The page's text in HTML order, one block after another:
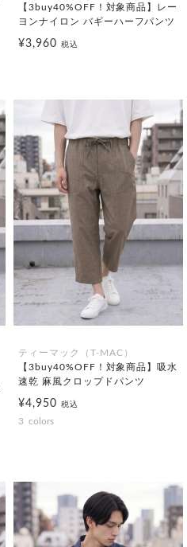
【3buy40%OFF！対象商品】レー
ヨンナイロン バギーハーフパンツ
¥3,960 税込
ティーマック（T-MAC）
【3buy40%OFF！対象商品】吸水
速乾 麻風クロップドパンツ
¥4,950 税込
3 colors